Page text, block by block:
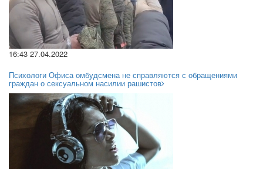
16:43 27.04.2022
Психологи Офиса омбудсмена не справляются с обращениями
граждан о сексуальном насилии рашистов